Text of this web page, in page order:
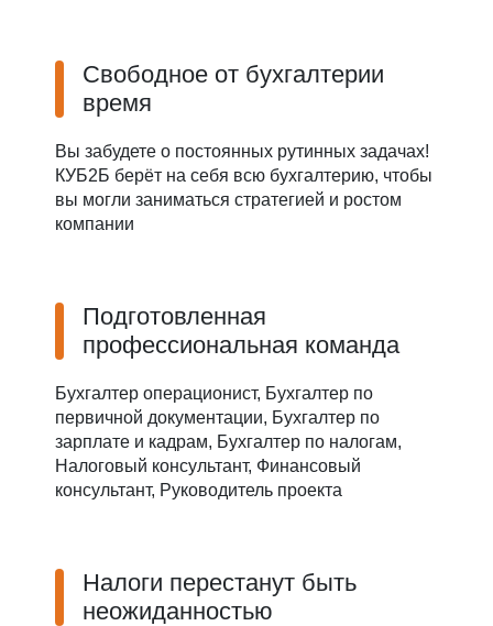
Свободное от бухгалтерии
время
Вы забудете о постоянных рутинных задачах!
КУБ2Б берёт на себя всю бухгалтерию, чтобы
вы могли заниматься стратегией и ростом
компании
Подготовленная
профессиональная команда
Бухгалтер операционист, Бухгалтер по
первичной документации, Бухгалтер по
зарплате и кадрам, Бухгалтер по налогам,
Налоговый консультант, Финансовый
консультант, Руководитель проекта
Налоги перестанут быть
неожиданностью